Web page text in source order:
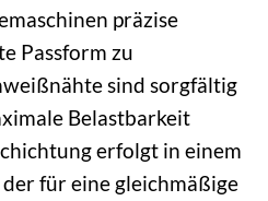
präzise
Passform zu
sind sorgfältig
Belastbarkeit
erfolgt in einem
für eine gleichmäßige